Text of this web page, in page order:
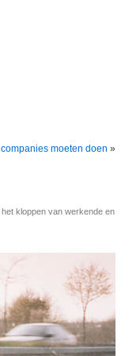
moeten doen »
kloppen van werkende en